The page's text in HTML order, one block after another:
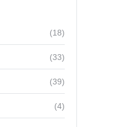
(18)
(33)
(39)
(4)